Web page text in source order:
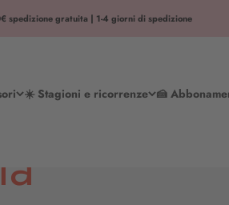
spedizione gratuita | 1-4 giorni di spedizione
☀️ Stagioni e ricorrenze 🍰